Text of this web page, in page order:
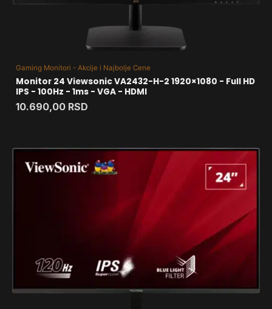
Gaming Monitori - Akcije i Najbolje Cene
Monitor 24 Viewsonic VA2432-H-2 1920×1080 - Full HD
IPS - 100Hz - 1ms - VGA - HDMI
10.690,00 RSD